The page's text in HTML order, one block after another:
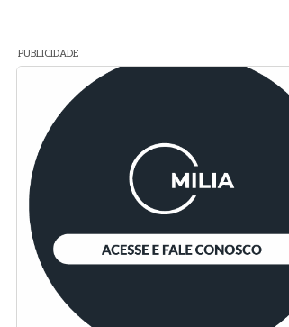
PUBLICIDADE